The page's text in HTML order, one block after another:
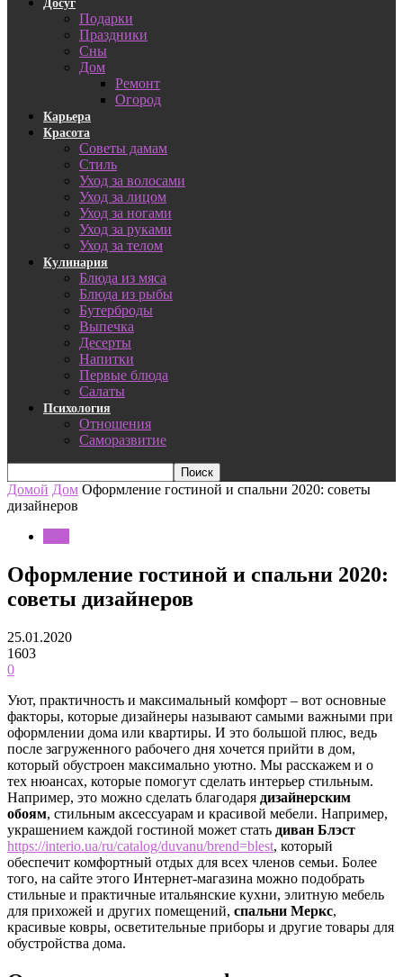
Досуг
Подарки
Праздники
Сны
Дом
Ремонт
Огород
Карьера
Красота
Советы дамам
Стиль
Уход за волосами
Уход за лицом
Уход за ногами
Уход за руками
Уход за телом
Кулинария
Блюда из мяса
Блюда из рыбы
Бутерброды
Выпечка
Десерты
Напитки
Первые блюда
Салаты
Психология
Отношения
Саморазвитие
Домой Дом Оформление гостиной и спальни 2020: советы
дизайнеров
Оформление гостиной и спальни 2020:
советы дизайнеров
25.01.2020
1603
0
Уют, практичность и максимальный комфорт – вот основные
факторы, которые дизайнеры называют самыми важными при
оформлении дома или квартиры. И это большой плюс, ведь
после загруженного рабочего дня хочется прийти в дом,
который обустроен максимально уютно. Мы расскажем и о
тех нюансах, которые помогут сделать интерьер стильным.
Например, это можно сделать благодаря дизайнерским
обоям, стильным аксессуарам и красивой мебели. Например,
украшением каждой гостиной может стать диван Блэст
https://interio.ua/ru/catalog/duvanu/brend=blest, который
обеспечит комфортный отдых для всех членов семьи. Более
того, на сайте этого Интернет-магазина можно подобрать
стильные и практичные итальянские кухни, элитную мебель
для прихожей и других помещений, спальни Меркс,
красивые ковры, осветительные приборы и другие товары для
обустройства дома.